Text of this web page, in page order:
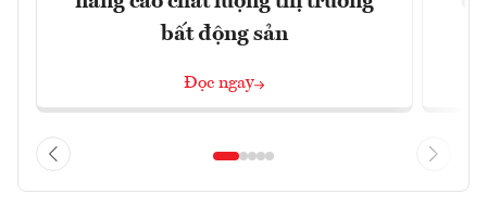
bất động sản
Đọc ngay